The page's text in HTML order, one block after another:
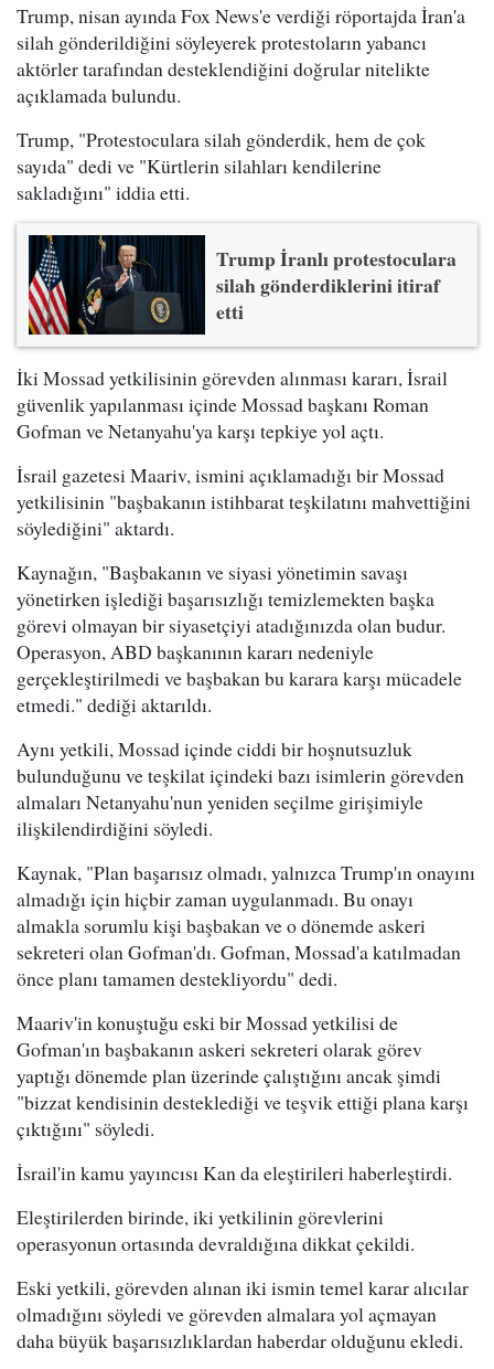
Trump, nisan ayında Fox News'e verdiği röportajda İran'a
silah gönderildiğini söyleyerek protestoların yabancı
aktörler tarafından desteklendiğini doğrular nitelikte
açıklamada bulundu.
Trump, "Protestoculara silah gönderdik, hem de çok
sayıda" dedi ve "Kürtlerin silahları kendilerine
sakladığını" iddia etti.
Trump İranlı protestoculara
silah gönderdiklerini itiraf
etti
İki Mossad yetkilisinin görevden alınması kararı, İsrail
güvenlik yapılanması içinde Mossad başkanı Roman
Gofman ve Netanyahu'ya karşı tepkiye yol açtı.
İsrail gazetesi Maariv, ismini açıklamadığı bir Mossad
yetkilisinin "başbakanın istihbarat teşkilatını mahvettiğini
söylediğini" aktardı.
Kaynağın, "Başbakanın ve siyasi yönetimin savaşı
yönetirken işlediği başarısızlığı temizlemekten başka
görevi olmayan bir siyasetçiyi atadığınızda olan budur.
Operasyon, ABD başkanının kararı nedeniyle
gerçekleştirilmedi ve başbakan bu karara karşı mücadele
etmedi." dediği aktarıldı.
Aynı yetkili, Mossad içinde ciddi bir hoşnutsuzluk
bulunduğunu ve teşkilat içindeki bazı isimlerin görevden
almaları Netanyahu'nun yeniden seçilme girişimiyle
ilişkilendirdiğini söyledi.
Kaynak, "Plan başarısız olmadı, yalnızca Trump'ın onayını
almadığı için hiçbir zaman uygulanmadı. Bu onayı
almakla sorumlu kişi başbakan ve o dönemde askeri
sekreteri olan Gofman'dı. Gofman, Mossad'a katılmadan
önce planı tamamen destekliyordu" dedi.
Maariv'in konuştuğu eski bir Mossad yetkilisi de
Gofman'ın başbakanın askeri sekreteri olarak görev
yaptığı dönemde plan üzerinde çalıştığını ancak şimdi
"bizzat kendisinin desteklediği ve teşvik ettiği plana karşı
çıktığını" söyledi.
İsrail'in kamu yayıncısı Kan da eleştirileri haberleştirdi.
Eleştirilerden birinde, iki yetkilinin görevlerini
operasyonun ortasında devraldığına dikkat çekildi.
Eski yetkili, görevden alınan iki ismin temel karar alıcılar
olmadığını söyledi ve görevden almalara yol açmayan
daha büyük başarısızlıklardan haberdar olduğunu ekledi.